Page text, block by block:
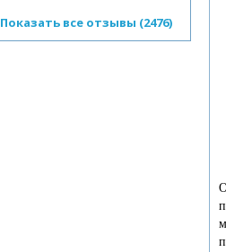
Показать все отзывы (2476)